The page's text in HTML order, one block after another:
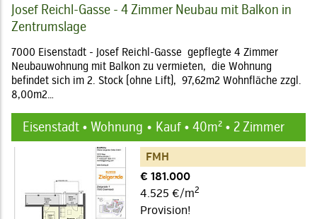
Josef Reichl-Gasse - 4 Zimmer Neubau mit Balkon in
Zentrumslage
7000 Eisenstadt - Josef Reichl-Gasse gepflegte 4 Zimmer
Neubauwohnung mit Balkon zu vermieten, die Wohnung
befindet sich im 2. Stock (ohne Lift), 97,62m2 Wohnfläche zzgl.
8,00m2…
Eisenstadt • Wohnung Kauf • 40m² • 2 Zimmer
FMH
€ 181.000
4.525 €/m2
Provision!